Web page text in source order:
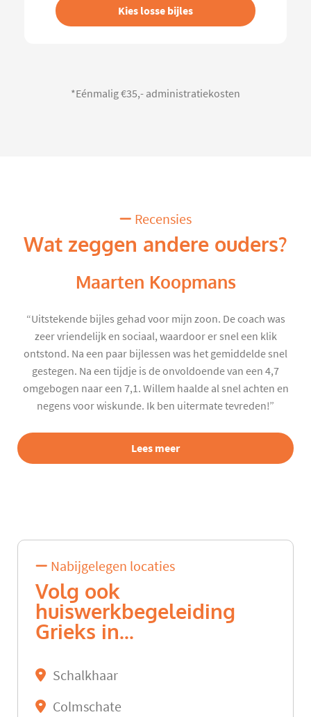
Kies losse bijles
*Eénmalig €35,- administratiekosten
Recensies
Wat zeggen andere ouders?
Maarten Koopmans
“Uitstekende bijles gehad voor mijn zoon. De coach was
zeer vriendelijk en sociaal, waardoor er snel een klik
ontstond. Na een paar bijlessen was het gemiddelde snel
gestegen. Na een tijdje is de onvoldoende van een 4,7
omgebogen naar een 7,1. Willem haalde al snel achten en
negens voor wiskunde. Ik ben uitermate tevreden!”
Lees meer
Nabijgelegen locaties
Volg ook
huiswerkbegeleiding
Grieks in...
Schalkhaar
Colmschate